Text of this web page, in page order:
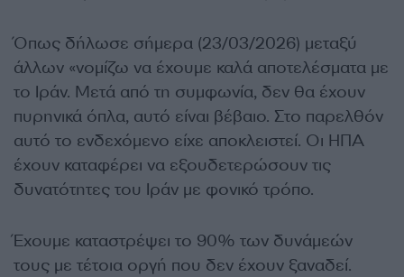
Όπως δήλωσε σήμερα (23/03/2026) μεταξύ
άλλων «νομίζω να έχουμε καλά αποτελέσματα με
το Ιράν. Μετά από τη συμφωνία, δεν θα έχουν
πυρηνικά όπλα, αυτό είναι βέβαιο. Στο παρελθόν
αυτό το ενδεχόμενο είχε αποκλειστεί. Οι ΗΠΑ
έχουν καταφέρει να εξουδετερώσουν τις
δυνατότητες του Ιράν με φονικό τρόπο.
Έχουμε καταστρέψει το 90% των δυνάμεών
τους με τέτοια οργή που δεν έχουν ξαναδεί.